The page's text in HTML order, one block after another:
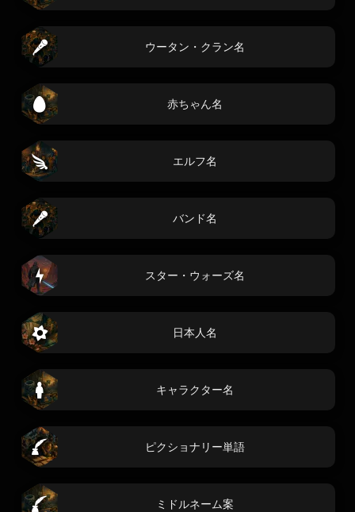
ウータン・クラン名
赤ちゃん名
エルフ名
バンド名
スター・ウォーズ名
日本人名
キャラクター名
ピクショナリー単語
ミドルネーム案